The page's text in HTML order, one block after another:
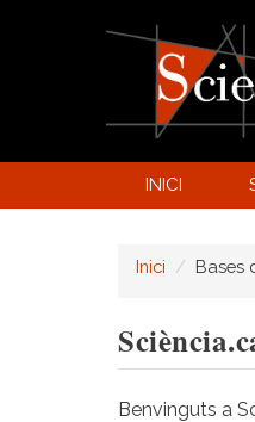
INICI
Inici Bases
Benvinguts a